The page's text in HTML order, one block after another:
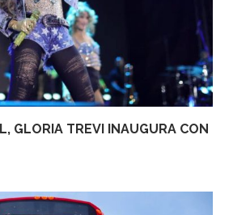
GLORIA TREVI INAUGURA CON